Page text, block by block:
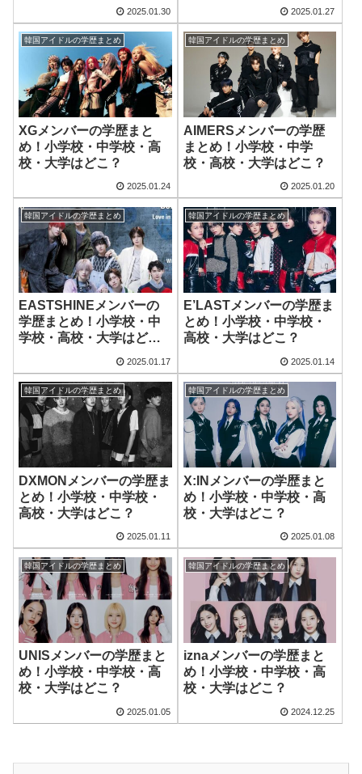
2025.01.30 2025.01.27
韓国アイドルの学歴まとめ
XGメンバーの学歴まと
め！小学校・中学校・高
校・大学はどこ？
2025.01.24
韓国アイドルの学歴まとめ
AIMERSメンバーの学歴
まとめ！小学校・中学
校・高校・大学はどこ？
2025.01.20
韓国アイドルの学歴まとめ
EASTSHINEメンバーの
学歴まとめ！小学校・中
学校・高校・大学はど
2025.01.17
韓国アイドルの学歴まとめ
E’LASTメンバーの学歴ま
とめ！小学校・中学校・
高校・大学はどこ？
2025.01.14
韓国アイドルの学歴まとめ
DXMONメンバーの学歴ま
とめ！小学校・中学校・
高校・大学はどこ？
2025.01.11
韓国アイドルの学歴まとめ
X:INメンバーの学歴まと
め！小学校・中学校・高
校・大学はどこ？
2025.01.08
韓国アイドルの学歴まとめ
UNISメンバーの学歴まと
め！小学校・中学校・高
校・大学はどこ？
2025.01.05
韓国アイドルの学歴まとめ
iznaメンバーの学歴まと
め！小学校・中学校・高
校・大学はどこ？
2024.12.25